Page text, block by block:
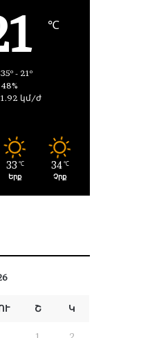
℃
35º - 21º
48%
1.92 կմ/ժ
33 ℃
Երք
34 ℃
Չրք
Շ Կ
1 2